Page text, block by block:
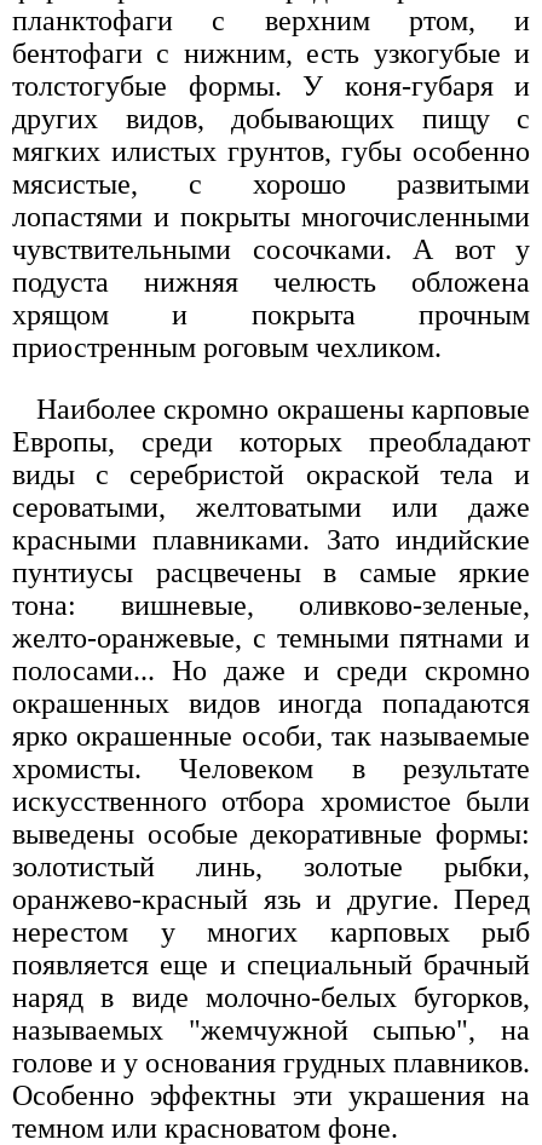
планктофаги с верхним ртом, и
бентофаги с нижним, есть узкогубые и
толстогубые формы. У коня-губаря и
других видов, добывающих пищу с
мягких илистых грунтов, губы особенно
мясистые, с хорошо развитыми
лопастями и покрыты многочисленными
чувствительными сосочками. А вот у
подуста нижняя челюсть обложена
хрящом и покрыта прочным
приостренным роговым чехликом.
Наиболее скромно окрашены карповые
Европы, среди которых преобладают
виды с серебристой окраской тела и
сероватыми, желтоватыми или даже
красными плавниками. Зато индийские
пунтиусы расцвечены в самые яркие
тона: вишневые, оливково-зеленые,
желто-оранжевые, с темными пятнами и
полосами... Но даже и среди скромно
окрашенных видов иногда попадаются
ярко окрашенные особи, так называемые
хромисты. Человеком в результате
искусственного отбора хромистое были
выведены особые декоративные формы:
золотистый линь, золотые рыбки,
оранжево-красный язь и другие. Перед
нерестом у многих карповых рыб
появляется еще и специальный брачный
наряд в виде молочно-белых бугорков,
называемых "жемчужной сыпью", на
голове и у основания грудных плавников.
Особенно эффектны эти украшения на
темном или красноватом фоне.